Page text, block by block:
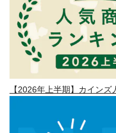
【2026年上半期】カイン